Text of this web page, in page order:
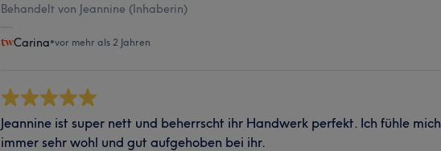
Behandelt von Jeannine (Inhaberin)
Carina•vor mehr als 2 Jahren
Jeannine ist super nett und beherrscht ihr Handwerk perfekt. Ich fühle mich
immer sehr wohl und gut aufgehoben bei ihr.